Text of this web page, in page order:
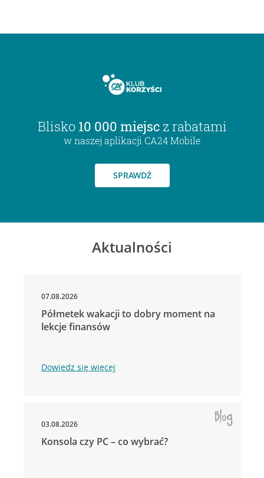
Blisko 10 000 miejsc z rabatami
w naszej aplikacji CA24 Mobile
SPRAWDŹ
Aktualności
07.08.2026
Półmetek wakacji to dobry moment na
lekcje finansów
Dowiedz się więcej
03.08.2026
Konsola czy PC – co wybrać?